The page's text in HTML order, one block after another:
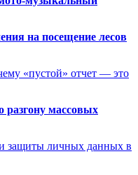
на посещение лесов
«пустой» отчет — это
массовых
защиты личных данных в